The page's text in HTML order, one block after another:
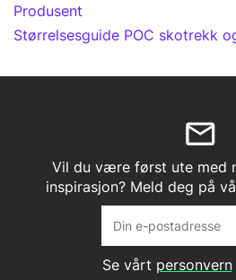
Produsent
Størrelsesguide POC skotrekk
Vil du være først ute med
inspirasjon? Meld deg på
Se vårt personvern